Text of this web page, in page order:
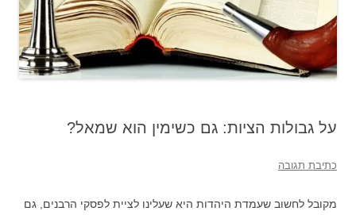
על גבולות הציות: גם כשימין הוא שמאל?
כתיבת תגובה
מקובל לחשוב שעמדת היהדות היא שעלינו לציית לפסקי הרבנים, גם